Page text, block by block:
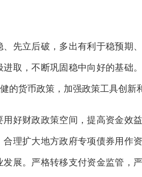
立后破，多出有利于稳预期、
取，不断巩固稳中向好的基础
的货币政策，加强政策工具创新
财政政策空间，提高资金效
理扩大地方政府专项债券用作
展。严格转移支付资金监管，